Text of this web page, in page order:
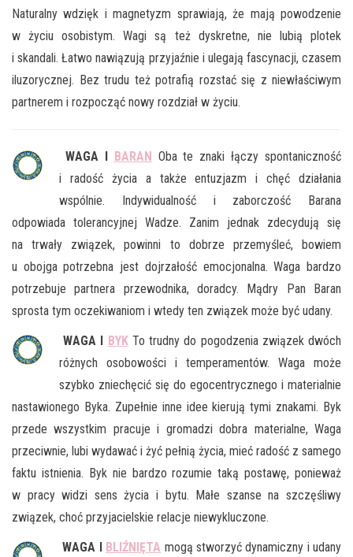
Naturalny wdzięk i magnetyzm sprawiają, że mają powodzenie
w życiu osobistym. Wagi są też dyskretne, nie lubią plotek
i skandali. Łatwo nawiązują przyjaźnie i ulegają fascynacji, czasem
iluzorycznej. Bez trudu też potrafią rozstać się z niewłaściwym
partnerem i rozpocząć nowy rozdział w życiu.
WAGA I BARAN Oba te znaki łączy spontaniczność
i radość życia a także entuzjazm i chęć działania
wspólnie. Indywidualność i zaborczość Barana
odpowiada tolerancyjnej Wadze. Zanim jednak zdecydują się
na trwały związek, powinni to dobrze przemyśleć, bowiem
u obojga potrzebna jest dojrzałość emocjonalna. Waga bardzo
potrzebuje partnera przewodnika, doradcy. Mądry Pan Baran
sprosta tym oczekiwaniom i wtedy ten związek może być udany.
WAGA I BYKTo trudny do pogodzenia związek dwóch
różnych osobowości i temperamentów. Waga może
szybko zniechęcić się do egocentrycznego i materialnie
nastawionego Byka. Zupełnie inne idee kierują tymi znakami. Byk
przede wszystkim pracuje i gromadzi dobra materialne, Waga
przeciwnie, lubi wydawać i żyć pełnią życia, mieć radość z samego
faktu istnienia. Byk nie bardzo rozumie taką postawę, ponieważ
w pracy widzi sens życia i bytu. Małe szanse na szczęśliwy
związek, choć przyjacielskie relacje niewykluczone.
WAGA I BLIŹNIĘTA mogą stworzyć dynamiczny i udany